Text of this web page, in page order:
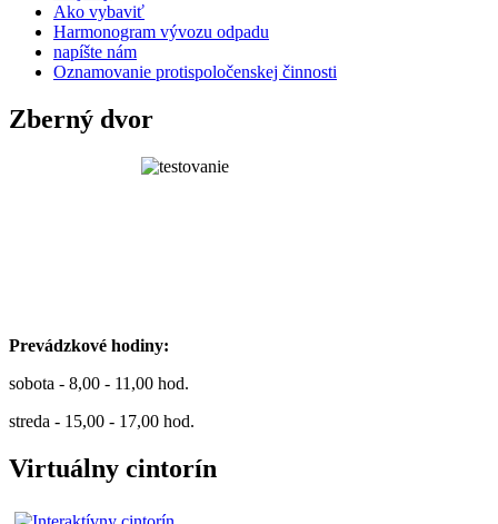
Ako vybaviť
Harmonogram vývozu odpadu
napíšte nám
Oznamovanie protispoločenskej činnosti
Zberný dvor
Prevádzkové hodiny:
sobota - 8,00 - 11,00 hod.
streda - 15,00 - 17,00 hod.
Virtuálny cintorín